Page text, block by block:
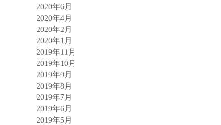
2020年6月
2020年4月
2020年2月
2020年1月
2019年11月
2019年10月
2019年9月
2019年8月
2019年7月
2019年6月
2019年5月